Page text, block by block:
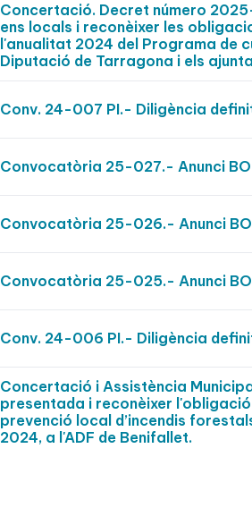
Concertació. Decret número
ens locals i reconèixer les
l'anualitat 2024 del Programa de
Diputació de Tarragona i els
Conv. 24-007 PI.- Diligència
Convocatòria 25-027.- Anunci
Convocatòria 25-026.- Anunci
Convocatòria 25-025.- Anunci
Conv. 24-006 PI.- Diligència
Concertació i Assistència
presentada i reconèixer
prevenció local d’incendis
2024, a l'ADF de Benifallet.